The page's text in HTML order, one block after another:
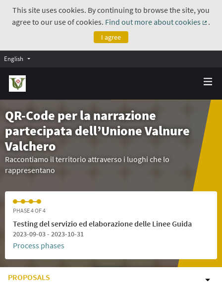
This site uses cookies. By continuing to browse the site, you
agree to our use of cookies. Find out more about cookies
.
I agree
English
QR-Code per la narrazione
partecipata dell’Unione Valnure
Valchero
Raccontiamo il territorio attraverso i luoghi che lo
rappresentano
PHASE 4 OF 4
Testing del servizio ed elaborazione delle Linee Guida
2023-09-03 - 2023-10-31
Process phases
PROPOSALS